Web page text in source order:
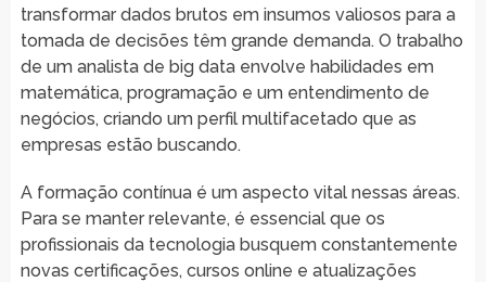
transformar dados brutos em insumos valiosos para a
tomada de decisões têm grande demanda. O trabalho
de um analista de big data envolve habilidades em
matemática, programação e um entendimento de
negócios, criando um perfil multifacetado que as
empresas estão buscando.
A formação contínua é um aspecto vital nessas áreas.
Para se manter relevante, é essencial que os
profissionais da tecnologia busquem constantemente
novas certificações, cursos online e atualizações